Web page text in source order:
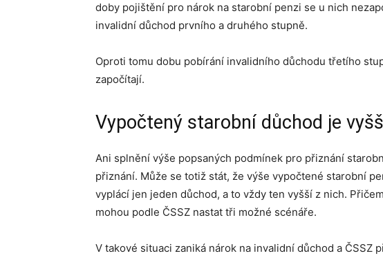
doby pojištění pro nárok na starobní penzi se u nich
invalidní důchod prvního a druhého stupně.
Oproti tomu dobu pobírání invalidního důchodu třetího
započítají.
Vypočtený starobní důchod je
Ani splnění výše popsaných podmínek pro přiznání
přiznání. Může se totiž stát, že výše vypočtené starobní
vyplácí jen jeden důchod, a to vždy ten vyšší z nich.
mohou podle ČSSZ nastat tři možné scénáře.
V takové situaci zaniká nárok na invalidní důchod a ČSSZ